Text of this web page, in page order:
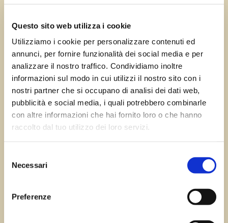
Questo sito web utilizza i cookie
Utilizziamo i cookie per personalizzare contenuti ed
annunci, per fornire funzionalità dei social media e per
analizzare il nostro traffico. Condividiamo inoltre
informazioni sul modo in cui utilizzi il nostro sito con i
nostri partner che si occupano di analisi dei dati web,
pubblicità e social media, i quali potrebbero combinarle
con altre informazioni che hai fornito loro o che hanno
raccolto dal tuo utilizzo dei loro servizi.
delNecessari
Preferenze
← Precedente:
Roveredo in Piano
Successivo:Castions
Di Zoppola →
Errore:Modulo di contatto non trovato.